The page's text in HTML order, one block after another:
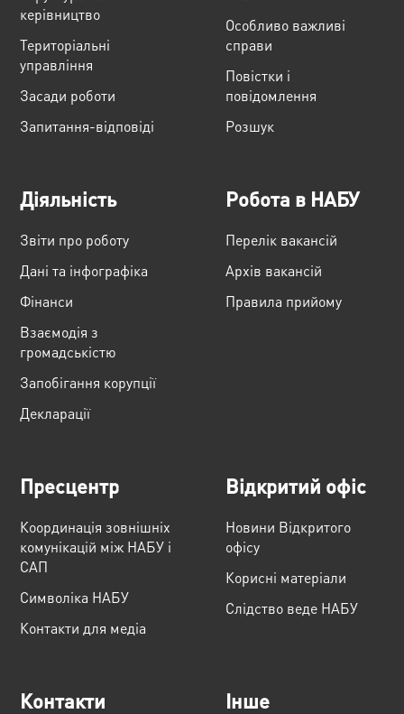
керівництво
Територіальні
управління
Засади роботи
Запитання-відповіді
Особливо важливі
справи
Повістки і
повідомлення
Розшук
Діяльність
Звіти про роботу
Дані та інфографіка
Фінанси
Взаємодія з
громадськістю
Запобігання корупції
Декларації
Робота в НАБУ
Перелік вакансій
Архів вакансій
Правила прийому
Пресцентр
Координація зовнішніх
комунікацій між НАБУ і
САП
Cимволіка НАБУ
Контакти для медіа
Відкритий офіс
Новини Відкритого
офісу
Корисні матеріали
Слідство веде НАБУ
Контакти Інше